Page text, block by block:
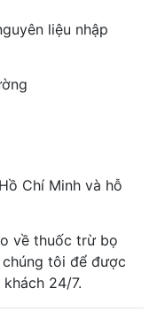
liệu nhập
Chí Minh và hỗ
về thuốc trừ bọ
chúng tôi để được
24/7.